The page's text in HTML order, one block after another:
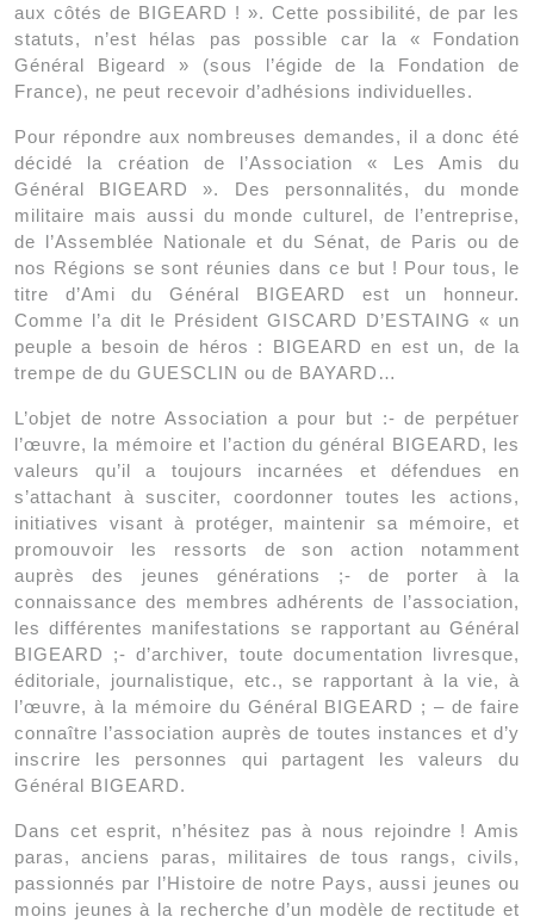
aux côtés de BIGEARD ! ». Cette possibilité, de par les
statuts, n’est hélas pas possible car la « Fondation
Général Bigeard » (sous l’égide de la Fondation de
France), ne peut recevoir d’adhésions individuelles.
Pour répondre aux nombreuses demandes, il a donc été
décidé la création de l’Association « Les Amis du
Général BIGEARD ». Des personnalités, du monde
militaire mais aussi du monde culturel, de l’entreprise,
de l’Assemblée Nationale et du Sénat, de Paris ou de
nos Régions se sont réunies dans ce but ! Pour tous, le
titre d’Ami du Général BIGEARD est un honneur.
Comme l’a dit le Président GISCARD D’ESTAING « un
peuple a besoin de héros : BIGEARD en est un, de la
trempe de du GUESCLIN ou de BAYARD…
L’objet de notre Association a pour but :- de perpétuer
l’œuvre, la mémoire et l’action du général BIGEARD, les
valeurs qu’il a toujours incarnées et défendues en
s’attachant à susciter, coordonner toutes les actions,
initiatives visant à protéger, maintenir sa mémoire, et
promouvoir les ressorts de son action notamment
auprès des jeunes générations ;- de porter à la
connaissance des membres adhérents de l’association,
les différentes manifestations se rapportant au Général
BIGEARD ;- d’archiver, toute documentation livresque,
éditoriale, journalistique, etc., se rapportant à la vie, à
l’œuvre, à la mémoire du Général BIGEARD ; – de faire
connaître l’association auprès de toutes instances et d’y
inscrire les personnes qui partagent les valeurs du
Général BIGEARD.
Dans cet esprit, n’hésitez pas à nous rejoindre ! Amis
paras, anciens paras, militaires de tous rangs, civils,
passionnés par l’Histoire de notre Pays, aussi jeunes ou
moins jeunes à la recherche d’un modèle de rectitude et